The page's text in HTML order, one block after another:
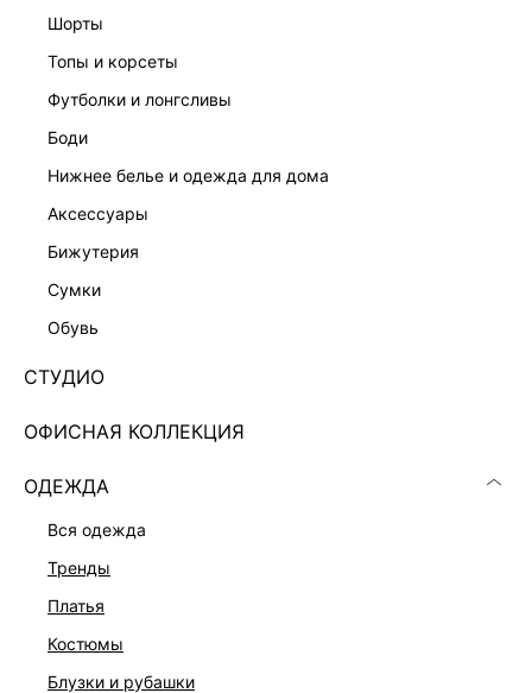
шорты
топы и корсеты
футболки и лонгсливы
боди
нижнее белье и одежда для дома
аксессуары
бижутерия
сумки
обувь
СТУДИО
ОФИСНАЯ КОЛЛЕКЦИЯ
ОДЕЖДА
вся одежда
тренды
платья
костюмы
блузки и рубашки
СУМКА ИЗ НАТУРАЛЬНОЙ ЗАМШИ